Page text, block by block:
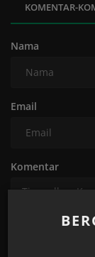
KOMENTAR-
Nama
Email
Komentar